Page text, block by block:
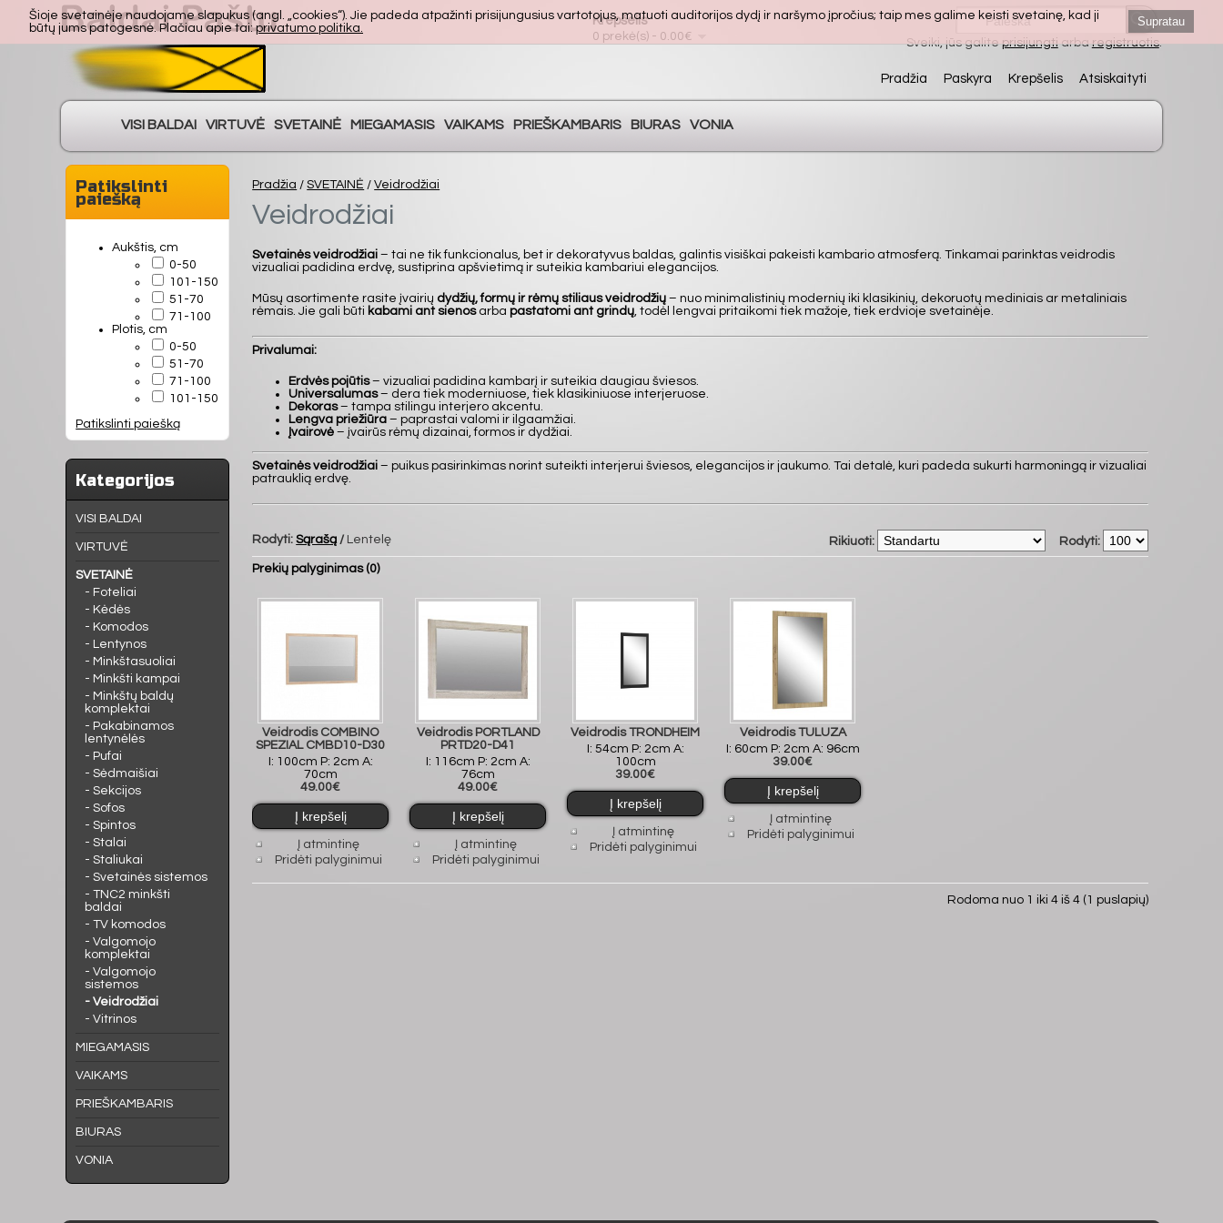
Krepšelis
0 prekė(s) - 0.00€ Sveiki, jūs galiteprisijungtiarbaregistruotis.
Pradžia Paskyra Krepšelis Atsiskaityti
VISI BALDAI VIRTUVĖ SVETAINĖ MIEGAMASIS VAIKAMS PRIEŠKAMBARIS BIURAS VONIA
Patikslinti
paiešką
Aukštis, cm
0-50
101-150
51-70
71-100
Plotis, cm
0-50
51-70
71-100
101-150
Patikslinti paiešką
Kategorijos
VISI BALDAI
VIRTUVĖ
SVETAINĖ
- Foteliai
- Kėdės
- Komodos
- Lentynos
- Minkštasuoliai
- Minkšti kampai
- Minkštų baldų
komplektai
- Pakabinamos
lentynėlės
- Pufai
- Sėdmaišiai
- Sekcijos
- Sofos
- Spintos
- Stalai
- Staliukai
- Svetainės sistemos
- TNC2 minkšti
baldai
- TV komodos
- Valgomojo
komplektai
- Valgomojo
sistemos
- Veidrodžiai
- Vitrinos
MIEGAMASIS
VAIKAMS
PRIEŠKAMBARIS
BIURAS
VONIA
Pradžia /SVETAINĖ /Veidrodžiai
Veidrodžiai
Svetainės veidrodžiai – tai ne tik funkcionalus, bet ir dekoratyvus baldas, galintis visiškai pakeisti kambario atmosferą. Tinkamai parinktas veidrodis
vizualiai padidina erdvę, sustiprina apšvietimą ir suteikia kambariui elegancijos.
Mūsų asortimente rasite įvairių dydžių, formų ir rėmų stiliaus veidrodžių – nuo minimalistinių modernių iki klasikinių, dekoruotų mediniais ar metaliniais
rėmais. Jie gali būti kabami ant sienosarbapastatomi ant grindų, todėl lengvai pritaikomi tiek mažoje, tiek erdvioje svetainėje.
Privalumai:
Erdvės pojūtis– vizualiai padidina kambarį ir suteikia daugiau šviesos.
Universalumas– dera tiek moderniuose, tiek klasikiniuose interjeruose.
Dekoras– tampa stilingu interjero akcentu.
Lengva priežiūra – paprastai valomi ir ilgaamžiai.
Įvairovė – įvairūs rėmų dizainai, formos ir dydžiai.
Svetainės veidrodžiai – puikus pasirinkimas norint suteikti interjerui šviesos, elegancijos ir jaukumo. Tai detalė, kuri padeda sukurti harmoningą ir vizualiai
patrauklią erdvę.
Rodyti: Sąrašą / Lentelę Rodyti:
Rikiuoti:
Prekių palyginimas (0)
Veidrodis COMBINO
SPEZIAL CMBD10-D30
I: 100cm P: 2cm A:
70cm
49.00€
Į atmintinę
Pridėti palyginimui
Veidrodis PORTLAND
PRTD20-D41
I: 116cm P: 2cm A:
76cm
49.00€
Į atmintinę
Pridėti palyginimui
Veidrodis TRONDHEIM
I: 54cm P: 2cm A:
100cm
39.00€
Į atmintinę
Pridėti palyginimui
Veidrodis TULUZA
I: 60cm P: 2cm A: 96cm
39.00€
Į atmintinę
Pridėti palyginimui
Rodoma nuo 1 iki 4 iš 4 (1 puslapių)
Supratau
Šioje svetainėje naudojame slapukus (angl. „cookies“). Jie padeda atpažinti prisijungusius vartotojus, matuoti auditorijos dydį ir naršymo įpročius; taip mes galime keisti svetainę, kad ji
būtų jums patogesnė. Plačiau apie tai:privatumo politika.